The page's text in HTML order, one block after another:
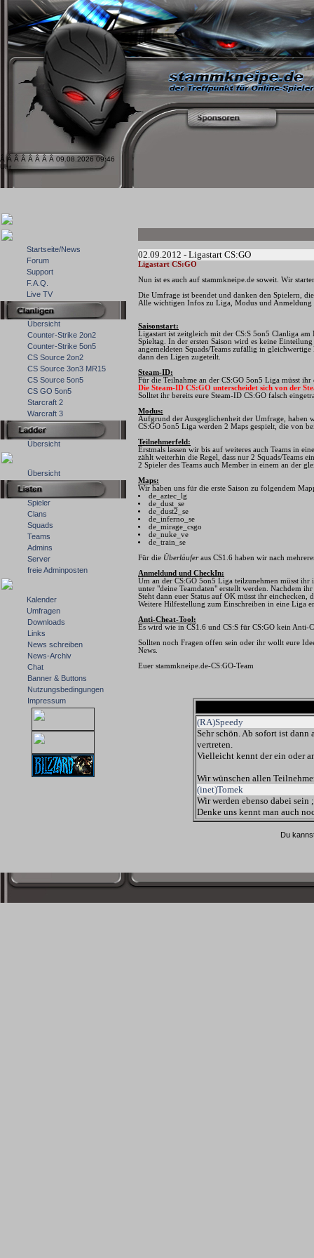
Â Â Â Â Â Â Â Â 09.08.2026 09:46
Uhr
Startseite/News
Forum
Support
F.A.Q.
Live TV
Übersicht
Counter-Strike 2on2
Counter-Strike 5on5
CS Source 2on2
CS Source 3on3 MR15
CS Source 5on5
CS GO 5on5
Starcraft 2
Warcraft 3
Übersicht
Übersicht
Spieler
Clans
Squads
Teams
Admins
Server
freie Adminposten
Kalender
Umfragen
Downloads
Links
News schreiben
News-Archiv
Chat
Banner & Buttons
Nutzungsbedingungen
Impressum
02.09.2012 - Ligastart CS:GO
Ligastart CS:GO
Nun ist es auch auf stammkneipe.de soweit. Wir
Die Umfrage ist beendet und danken den Spielern,
Alle wichtigen Infos zu Liga, Modus und
Saisonstart:
Ligastart ist zeitgleich mit der CS:S 5on5 Clanliga am
Spieltag. In der ersten Saison wird es keine
angemeldeten Squads/Teams zufällig in
dann den Ligen zugeteilt.
Steam-ID:
Für die Teilnahme an der CS:GO 5on5 Liga müsst
Die Steam-ID CS:GO unterscheidet sich von der
Solltet ihr bereits eure Steam-ID CS:GO falsch
Modus:
Aufgrund der Ausgeglichenheit der Umfrage, haben
CS:GO 5on5 Liga werden 2 Maps gespielt, die von
Teilnehmerfeld:
Erstmals lassen wir bis auf weiteres auch Teams in
zählt weiterhin die Regel, dass nur 2 Squads/Teams
2 Spieler des Teams auch Member in einem an der
Maps:
Wir haben uns für die erste Saison zu folgendem
de_aztec_lg
de_dust_se
de_dust2_se
de_inferno_se
de_mirage_csgo
de_nuke_ve
de_train_se
Für die Überläuferaus CS1.6 haben wir nach
Anmeldund und CheckIn:
Um an der CS:GO 5on5 Liga teilzunehmen müsst
unter "deine Teamdaten" erstellt werden. Nachdem
Steht dann euer Status auf OK müsst ihr einchecken,
Weitere Hilfestellung zum Einschreiben in eine Liga
Anti-Cheat-Tool:
Es wird wie in CS1.6 und CS:S für CS:GO kein Anti-
Sollten noch Fragen offen sein oder ihr wollt eure
News.
Euer stammkneipe.de-CS:GO-Team
(RA)Speedy
Sehr schön. Ab sofort ist
vertreten.
Vielleicht kennt der ein oder
Wir wünschen allen
(inet)Tomek
Wir werden ebenso dabei sein
Denke uns kennt man auch
Du